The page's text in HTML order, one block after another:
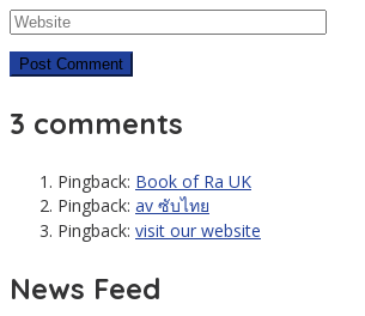
3 comments
Pingback: Book of Ra UK
Pingback: av ซับไทย
Pingback: visit our website
News Feed